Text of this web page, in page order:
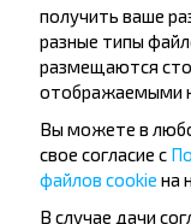
Вопрос -
получить ваше
разные типы
размещаются
отображаемыми
Вы можете в
свое согласие с
файлов cookie на
В случае дачи